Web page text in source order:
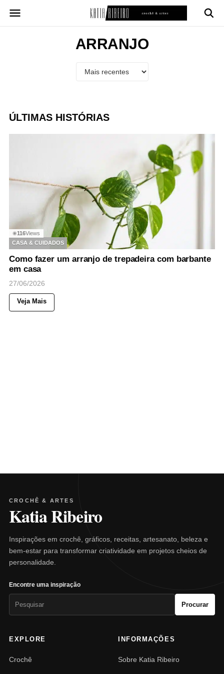
para
ARRANJO
ÚLTIMAS HISTÓRIAS
◉116Views
CASA & CUIDADOS
Como fazer um arranjo de trepadeira com barbante
em casa
27/06/2026
Veja Mais
CROCHÊ & ARTES
Katia Ribeiro
Inspirações em crochê, gráficos, receitas, artesanato, beleza e
bem-estar para transformar criatividade em projetos cheios de
personalidade.
Encontre uma inspiração
Procurar
EXPLORE
Crochê
INFORMAÇÕES
Sobre Katia Ribeiro